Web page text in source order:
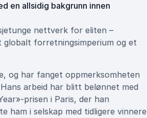
en allsidig bakgrunn innen
nettverk for eliten –
globalt forretningsimperium og et
og har fanget oppmerksomheten
arbeid har blitt belønnet med
prisen i Paris, der han
ham i selskap med tidligere vinnere